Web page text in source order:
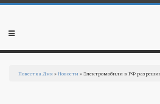
Перейти к основному содержанию
Мобильное
Повестка Дня »Новости » Электромобили в РФ